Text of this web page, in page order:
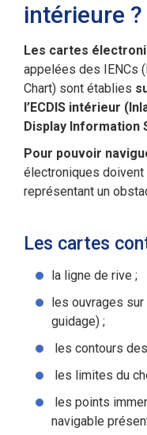
intérieure ?
Les cartes
appelées des IENCs
Chart) sont établies
l’ECDIS intérieur
Display Information
Pour pouvoir
électroniques
représentant un
Les cartes
la ligne de rive ;
les ouvrages
guidage) ;
les contours
les limites du
les points
navigable